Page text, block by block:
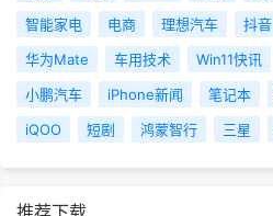
智能家电
电商 理想汽车 抖音
华为Mate
车用技术 Win11快讯
小鹏汽车
iPhone新闻 笔记本
iQOO
短剧 鸿蒙智行 三星